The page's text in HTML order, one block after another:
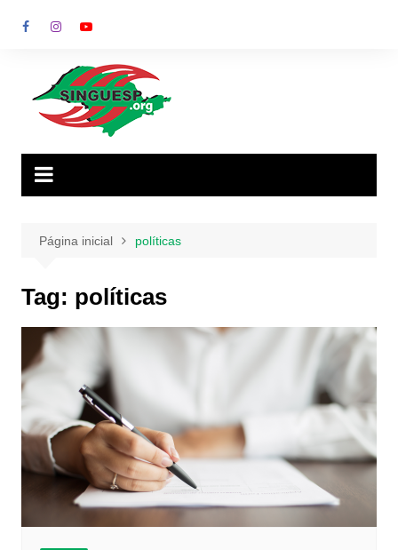
para
Página inicial políticas
Tag: políticas